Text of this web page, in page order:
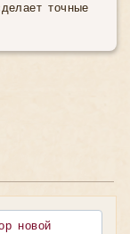
точные
новой